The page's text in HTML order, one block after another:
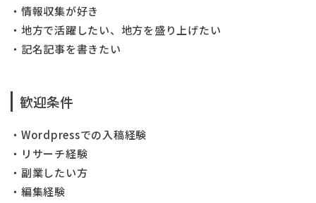
・情報収集が好き
・地方で活躍したい、地方を盛り上げたい
・記名記事を書きたい
歓迎条件
・Wordpressでの入稿経験
・リサーチ経験
・副業したい方
・編集経験